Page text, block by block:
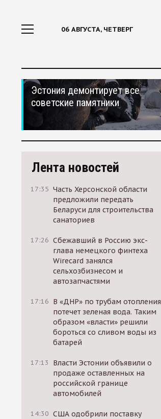
06 АВГУСТА, ЧЕТВЕРГ
Эстония демонтирует все
советские памятники
Лента новостей
17:35 Часть Херсонской области
предложили передать
Беларуси для строительства
санаториев
17:26 Сбежавший в Россию экс-
глава немецкого финтеха
Wirecard занялся
сельхозбизнесом и
автозапчастями
17:16 В «ДНР» по трубам отопления
потечет зеленая вода. Таким
образом «власти» решили
бороться со сливом воды из
батарей
17:13
Власти Эстонии объявили о
продаже оставленных на
российской границе
автомобилей
14:30 США одобрили поставку